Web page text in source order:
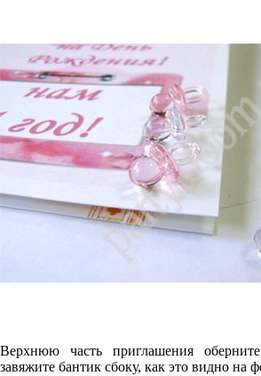
Верхнюю часть приглашения
завяжите бантик сбоку, как это видно на